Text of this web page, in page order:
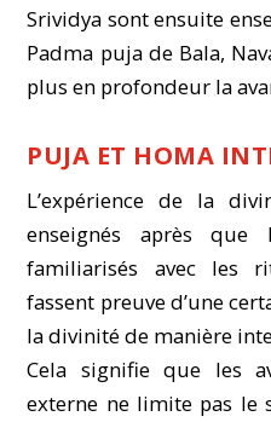
Srividya sont ensuite
Padma puja de Bala,
plus en profondeur la
PUJA ET HOMA
L’expérience de la
enseignés après que
familiarisés avec les
fassent preuve d’une
la divinité de manière
Cela signifie que les
externe ne limite pas le